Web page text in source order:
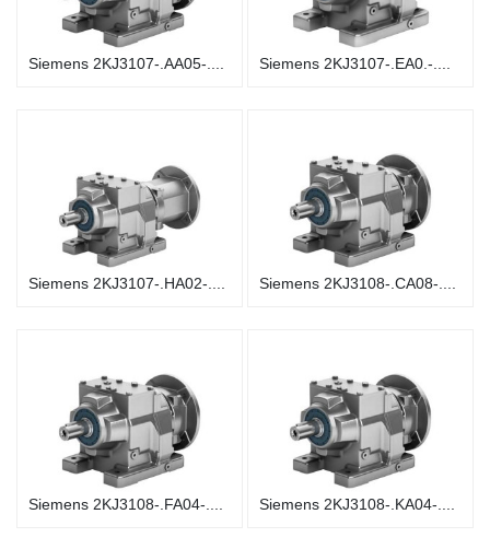
Siemens 2KJ3107-.AA05-.... Siemens 2KJ3107-.EA0.-....
Siemens 2KJ3107-.HA02-.... Siemens 2KJ3108-.CA08-....
Siemens 2KJ3108-.FA04-.... Siemens 2KJ3108-.KA04-....